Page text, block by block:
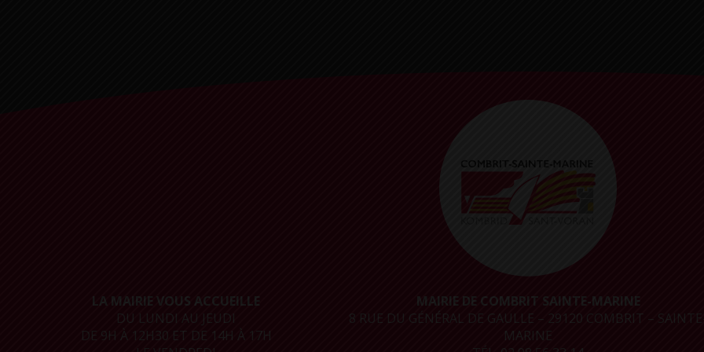
LA MAIRIE VOUS ACCUEILLE
DU LUNDI AU JEUDI
DE 9H À 12H30 ET DE 14H À 17H
MAIRIE DE COMBRIT SAINTE-MARINE
8 RUE DU GÉNÉRAL DE GAULLE – 29120 COMBRIT –
MARINE